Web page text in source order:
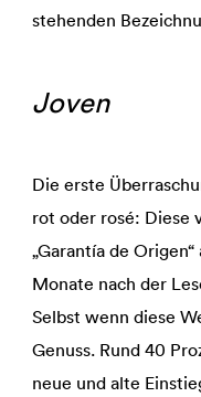
stehenden
Joven
Die erste
rot oder rosé: Diese
„Garantía de
Monate nach der
Selbst wenn diese
Genuss. Rund 40
neue und alte